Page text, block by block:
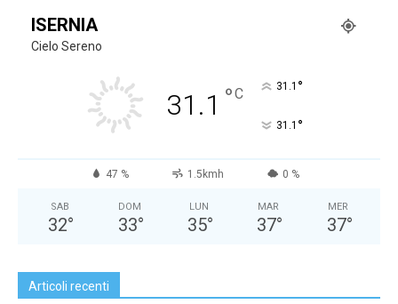
ISERNIA
Cielo Sereno
31.1 °C 31.1 °
31.1 °
47 % 1.5kmh 0 %
SAB
32°
DOM
33°
LUN
35°
MAR
37°
MER
37°
Articoli recenti